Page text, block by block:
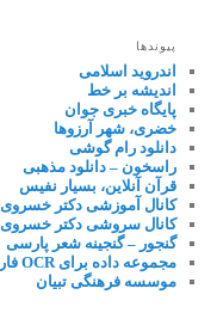
پیوندها
اندروید اسلامی
اندیشه بر خط
پایگاه خبری جوان
خضری، شهر آرزوها
دانلود رام گوشی
راسخون – دانلود مذهبی
قرآن آنلاین، بسیار نفیس
کانال آموزشی دکتر خسروی
کانال سروشی دکتر خسروی
گنجور – گنجینه شعر پارسی
مجموعه داده برای OCR فارسی
موسسه فرهنگی تبیان